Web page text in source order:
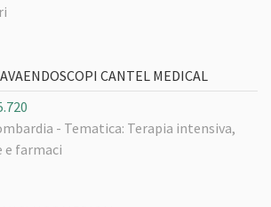
CANTEL MEDICAL
- Tematica: Terapia intensiva,
e farmaci